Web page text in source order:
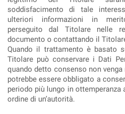
soddisfacimento di tale
ulteriori informazioni in
perseguito dal Titolare nelle
documento o contattando il
Quando il trattamento è basato
Titolare può conservare i Dati
quando detto consenso non
potrebbe essere obbligato a
periodo più lungo in ottemperanza
ordine di un’autorità.